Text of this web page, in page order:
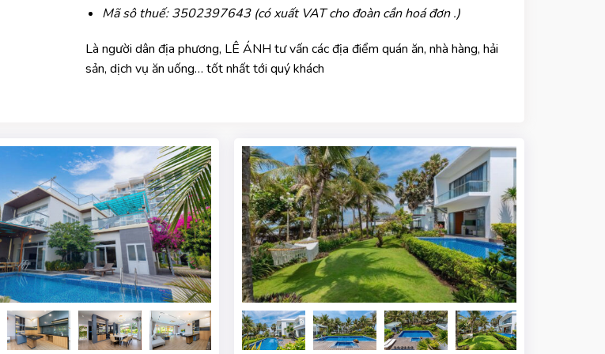
Mã sô thuế: 3502397643 (có xuất VAT cho đoàn cần hoá đơn .)
Là người dân địa phương, LÊ ÁNH tư vấn các địa điểm quán ăn, nhà hàng, hải
sản, dịch vụ ăn uống… tốt nhất tới quý khách